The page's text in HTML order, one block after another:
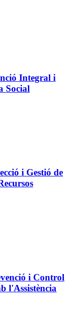
Integral i
Social
i Gestió de
i Control
l'Assistència